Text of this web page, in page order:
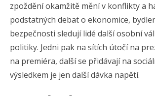
zpoždění okamžitě mění v konflikty a
podstatných debat o ekonomice,
bezpečnosti sledují lidé další osobní
politiky. Jedni pak na sítích útočí na
na premiéra, další se přidávají na
výsledkem je jen další dávka napětí.